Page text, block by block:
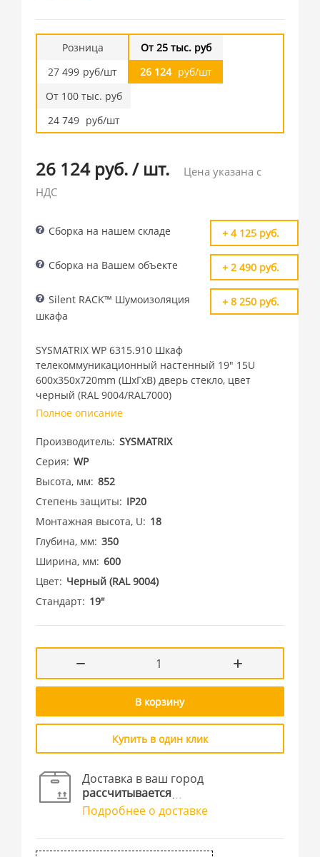
Розница
27 499 руб/шт
От 25 тыс. руб
26 124 руб/шт
От 100 тыс. руб
24 749 руб/шт
26 124 руб./ шт.
Цена указана с
НДС
Сборка на нашем складе + 4 125 руб.
Сборка на Вашем объекте + 2 490 руб.
Silent RACK™ Шумоизоляция
шкафа
+ 8 250 руб.
SYSMATRIX WP 6315.910 Шкаф
телекоммуникационный настенный 19" 15U
600x350x720mm (ШхГхВ) дверь стекло, цвет
черный (RAL 9004/RAL7000)
Полное описание
Производитель SYSMATRIX
Серия WP
Высота, мм 852
Степень защиты
IP20
Монтажная высота, U
18
Глубина, мм 350
Ширина, мм 600
Цвет Черный (RAL 9004)
Стандарт 19"
В корзину
Купить в один клик
Доставка в ваш город
рассчитывается
Подробнее о доставке